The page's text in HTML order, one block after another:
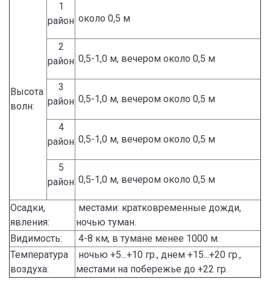
Высота
волн:
1
район около 0,5 м
2
район 0,5-1,0 м, вечером около 0,5 м
3
район 0,5-1,0 м, вечером около 0,5 м
4
район 0,5-1,0 м, вечером около 0,5 м
5
район 0,5-1,0 м, вечером около 0,5 м
Осадки,
явления:
местами: кратковременные дожди,
ночью туман.
Видимость:
4-8 км, в тумане менее 1000 м.
Температура
воздуха:
ночью +5...+10 гр., днем +15...+20 гр.,
местами на побережье до +22 гр.